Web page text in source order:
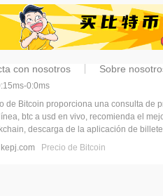
con nosotros Sobre
0:0ms
de Bitcoin proporciona una consulta de
btc a usd en vivo, recomienda el
descarga de la aplicación de
Precio de Bitcoin